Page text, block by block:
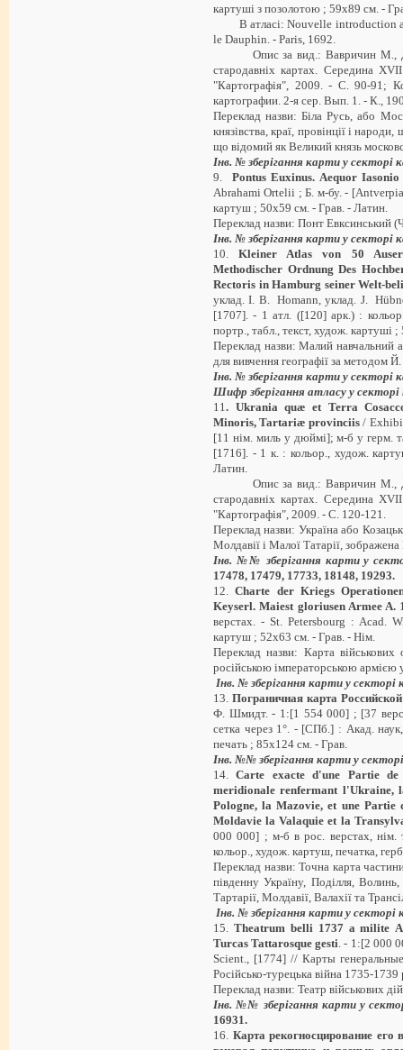
картуші з позолотою ; 59х89 см. -
В атласі: Nouvelle introduction a
le Dauphin. - Paris, 1692.
Опис за вид.: Вавричин М.,
стародавніх картах. Середина
"Картографія", 2009. - С. 90-91;
картографии. 2-я сер. Вып. 1. - К.,
Переклад назви: Біла Русь, або
князівства, краї, провінції і
що відомий як Великий князь
Інв. № зберігання карти у секторі
9. Pontus Euxinus. Aequor Iasonio
Abrahami Ortelii ; Б. м-бу. -
картуш ; 50х59 см. - Грав. - Латин.
Переклад назви: Понт Евксинський
Інв. № зберігання карти у секторі
10.Kleiner Atlas von 50
Methodischer Ordnung Des
Rectoris in Hamburg seiner Welt-
уклад. I. B. Homann, уклад. J.
[1707]. - 1 атл. ([120] арк.) :
портр., табл., текст, худож. картуші
Переклад назви: Малий навчальний
для вивчення географії за методом
Інв. № зберігання карти у секторі
Шифр зберігання атласу у
11. Ukrania quæ et Terra
Minoris, Tartariæ provinciis/
[11 нім. миль у дюймі]; м-б у герм.
[1716]. - 1 к. : кольор., худож.
Латин.
Опис за вид.: Вавричин М.,
стародавніх картах. Середина
"Картографія", 2009. - С. 120-121.
Переклад назви: Україна або
Молдавії і Малої Татарії,
Інв. №№ зберігання карти у
17478, 17479, 17733, 18148, 19293.
12.Charte der Kriegs
Keyserl. Maiest gloriusen Armee A.
верстах. - St. Petersbourg : Acad.
картуш ; 52х63 см. - Грав. - Нім.
Переклад назви: Карта
російською імператорською армією
Інв. № зберігання карти у
13. Пограничная карта
Ф. Шмидт. - 1:[1 554 000] ; [37
сетка через 1°. - [СПб.] : Акад.
печать ; 85х124 см. - Грав.
Інв. №№ зберігання карти у
14.Carte exacte d'une Partie de
meridionale renfermant l'Ukraine,
Pologne,la Mazovie,et une Partie
Мoldavie la Valaquie et la
000 000] ; м-б в рос. верстах,
кольор., худож. картуш, печатка,
Переклад назви: Точна карта
південну Україну, Поділля,
Тартарії, Молдавії, Валахії та
Інв. № зберігання карти у секторі
15. Theatrum belli1737 a milite
Turcas Tattarosque gesti. - 1:[2 000
Scient., [1774] // Карты
Російсько-турецька війна 1735-1739
Переклад назви: Театр військових
Інв. №№ зберігання карти у
16931.
16. Карта рекогносцирование его